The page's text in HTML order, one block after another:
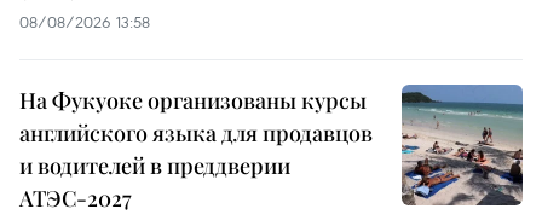
08/08/2026 13:58
На Фукуоке организованы курсы
английского языка для продавцов
и водителей в преддверии
АТЭС-2027